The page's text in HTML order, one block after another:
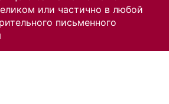
или частично в любой
письменного